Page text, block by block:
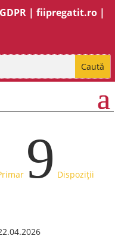
GDPR |fiipregatit.ro |
9 Dispoziții